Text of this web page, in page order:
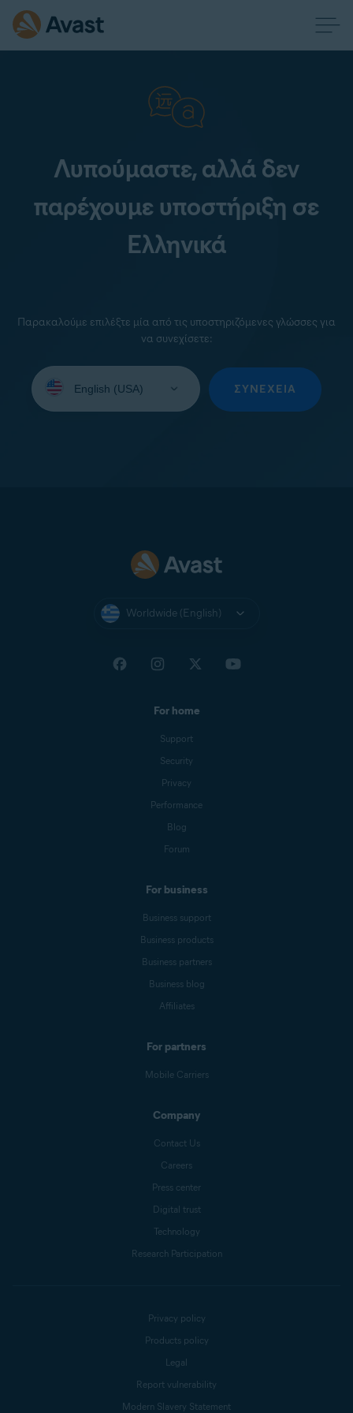
Λυπούμαστε, αλλά δεν
παρέχουμε υποστήριξη σε
Ελληνικά
Παρακαλούμε επιλέξτε μία από τις υποστηριζόμενες γλώσσες για
να συνεχίσετε:
your
ΣΥΝΈΧΕΙΑ
Worldwide (English)
For home
Support
Security
Privacy
Performance
Blog
Forum
For business
Business support
Business products
Business partners
Business blog
Affiliates
For partners
Mobile Carriers
Company
Contact Us
Careers
Press center
Digital trust
Technology
Research Participation
Privacy policy
Products policy
Legal
Report vulnerability
Modern Slavery Statement